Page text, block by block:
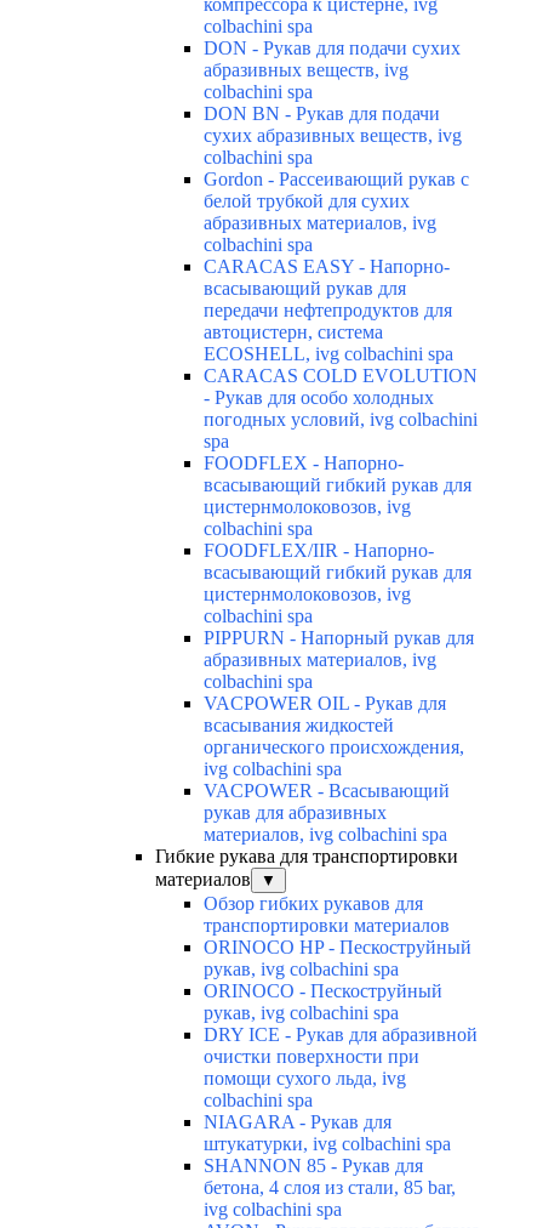
компрессора к цистерне, ivg
colbachini spa
DON - Рукав для подачи сухих
абразивных веществ, ivg
colbachini spa
DON BN - Рукав для подачи
сухих абразивных веществ, ivg
colbachini spa
Gordon - Рассеивающий рукав с
белой трубкой для сухих
абразивных материалов, ivg
colbachini spa
CARACAS EASY - Напорно-
всасывающий рукав для
передачи нефтепродуктов для
автоцистерн, система
ECOSHELL, ivg colbachini spa
CARACAS COLD EVOLUTION
- Рукав для особо холодных
погодных условий, ivg colbachini
spa
FOODFLEX - Напорно-
всасывающий гибкий рукав для
цистернмолоковозов, ivg
colbachini spa
FOODFLEX/IIR - Напорно-
всасывающий гибкий рукав для
цистернмолоковозов, ivg
colbachini spa
PIPPURN - Напорный рукав для
абразивных материалов, ivg
colbachini spa
VACPOWER OIL - Рукав для
всасывания жидкостей
органического происхождения,
ivg colbachini spa
VACPOWER - Всасывающий
рукав для абразивных
материалов, ivg colbachini spa
Гибкие рукава для транспортировки
материалов
▼
Обзор гибких рукавов для
транспортировки материалов
ORINOCO HP - Пескоструйный
рукав, ivg colbachini spa
ORINOCO - Пескоструйный
рукав, ivg colbachini spa
DRY ICE - Рукав для абразивной
очистки поверхности при
помощи сухого льда, ivg
colbachini spa
NIAGARA - Рукав для
штукатурки, ivg colbachini spa
SHANNON 85 - Рукав для
бетона, 4 слоя из стали, 85 bar,
ivg colbachini spa